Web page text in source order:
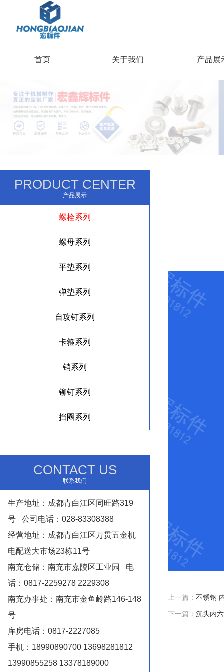
首页 关于我们 产品展
PRODUCT CENTER
产品展示
螺栓系列
螺母系列
平垫系列
弹垫系列
自攻钉系列
卡箍系列
销系列
铆钉系列
挡圈系列
CONTACT US
联系我们
生产地址：成都青白江区同旺路319
号 公司电话：028-83308388
经营地址：成都青白江区万贯五金机
电配送大市场23栋11号
南充仓储：南充市嘉陵区工业园 电
话：0817-2259278 2229308
南充办事处：南充市金鱼岭路146-148
号
库房电话：0817-2227085
手机：18990890700 13698281812
13990855258 13378189000
上一篇： 不锈钢
下一篇： 沉头内